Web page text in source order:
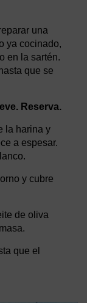
una
ya cocinado,
en la sartén.
que se
Reserva.
la harina y
a espesar.
y cubre
de oliva
que el